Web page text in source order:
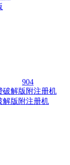
904
解版附注册机